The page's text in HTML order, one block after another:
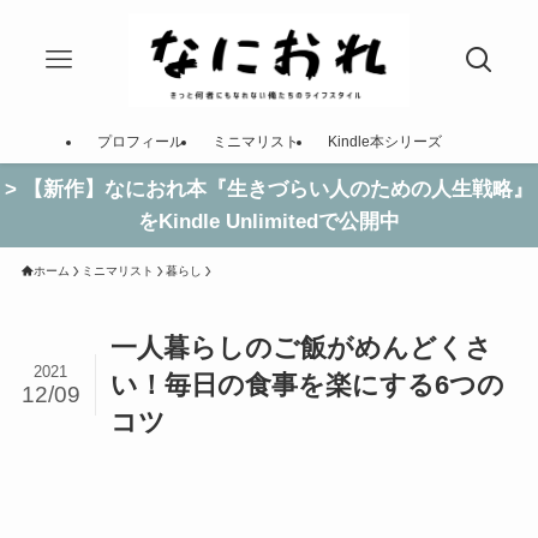
プロフィール ミニマリスト Kindle本シリーズ
> 【新作】なにおれ本『生きづらい人のための人生戦略』
をKindle Unlimitedで公開中
ホーム ミニマリスト 暮らし
一人暮らしのご飯がめんどくさ
い！毎日の食事を楽にする6つの
コツ
2021
12/09